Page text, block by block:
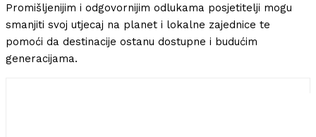
Promišljenijim i odgovornijim odlukama posjetitelji mogu
smanjiti svoj utjecaj na planet i lokalne zajednice te
pomoći da destinacije ostanu dostupne i budućim
generacijama.